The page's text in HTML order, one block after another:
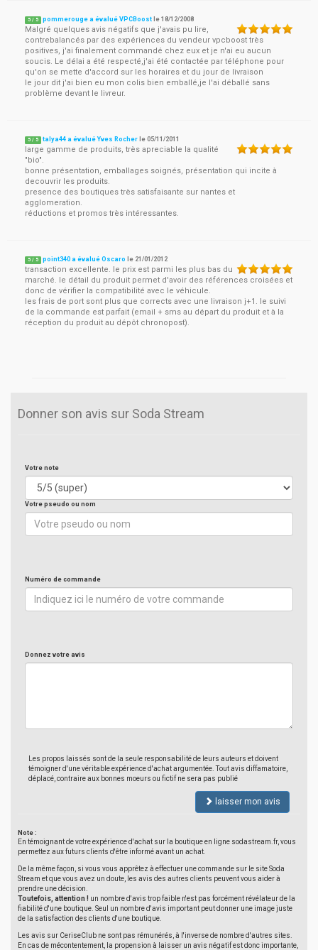
5 / 5 pommerouge a évalué VPCBoost le18/12/2008
Malgré quelques avis négatifs que j'avais pu lire,
contrebalancés par des expériences du vendeur vpcboost très
positives, j'ai finalement commandé chez eux et je n'ai eu aucun
soucis. Le délai a été respecté,j'ai été contactée par téléphone pour
qu'on se mette d'accord sur les horaires et du jour de livraison
le jour dit j'ai bien eu mon colis bien emballé,je l'ai déballé sans
problème devant le livreur.
5 / 5 talya44 a évalué Yves Rocher le05/11/2011
large gamme de produits, très apreciable la qualité
"bio".
bonne présentation, emballages soignés, présentation qui incite à
decouvrir les produits.
presence des boutiques très satisfaisante sur nantes et
agglomeration.
réductions et promos très intéressantes.
5 / 5 point340 a évalué Oscaro le 21/01/2012
transaction excellente. le prix est parmi les plus bas du
marché. le détail du produit permet d'avoir des références croisées et
donc de vérifier la compatibilité avec le véhicule.
les frais de port sont plus que corrects avec une livraison j+1. le suivi
de la commande est parfait (email + sms au départ du produit et à la
réception du produit au dépôt chronopost).
Donner son avis sur Soda Stream
Votre note
Votre pseudo ou nom
Numéro de commande
Donnez votre avis
Les propos laissés sont de la seule responsabilité de leurs auteurs et doivent
témoigner d'une véritable expérience d'achat argumentée. Tout avis diffamatoire,
déplacé, contraire aux bonnes moeurs ou fictif ne sera pas publié
laisser mon avis
Note :
En témoignant de votre expérience d'achat sur la boutique en ligne sodastream.fr, vous
permettez aux futurs clients d'être informé avant un achat.
De la même façon, si vous vous apprêtez à effectuer une commande sur le site Soda
Stream et que vous avez un doute, les avis des autres clients peuvent vous aider à
prendre une décision.
Toutefois, attention ! un nombre d'avis trop faible n'est pas forcément révélateur de la
fiabilité d'une boutique. Seul un nombre d'avis important peut donner une image juste
de la satisfaction des clients d'une boutique.
Les avis sur CeriseClub ne sont pas rémunérés, à l'inverse de nombre d'autres sites.
En cas de mécontentement, la propension à laisser un avis négatif est donc importante,